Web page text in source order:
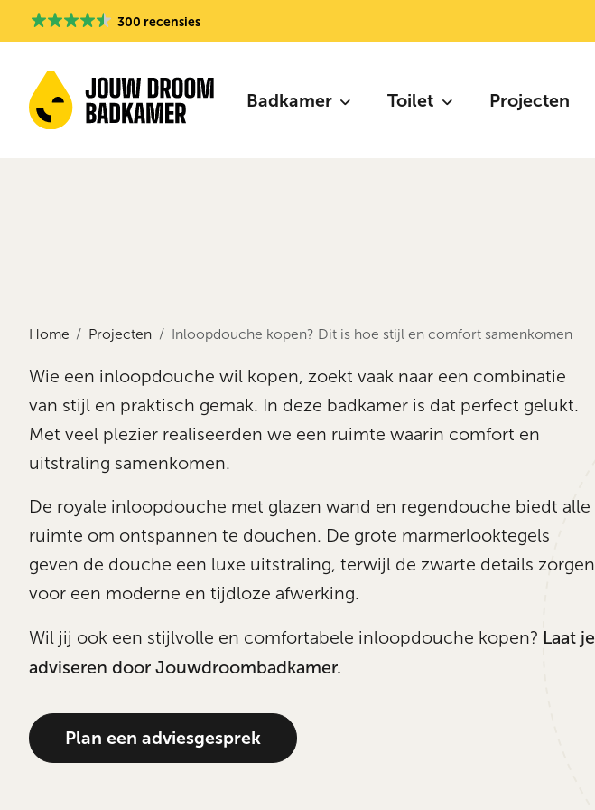
300 recensies
Badkamer Toilet Projecten
Home Projecten Inloopdouche kopen? Dit is hoe stijl en comfort samenkomen
Wie een inloopdouche wil kopen, zoekt vaak naar een combinatie
van stijl en praktisch gemak. In deze badkamer is dat perfect gelukt.
Met veel plezier realiseerden we een ruimte waarin comfort en
uitstraling samenkomen.
De royale inloopdouche met glazen wand en regendouche biedt alle
ruimte om ontspannen te douchen. De grote marmerlooktegels
geven de douche een luxe uitstraling, terwijl de zwarte details zorgen
voor een moderne en tijdloze afwerking.
Wil jij ook een stijlvolle en comfortabele inloopdouche kopen? Laat je
adviseren door Jouwdroombadkamer.
Plan een adviesgesprek